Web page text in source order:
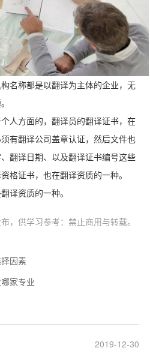
名称都是以翻译为主体的企业，无
人方面的，翻译员的翻译证书，在
有翻译公司盖章认证，然后文件也
翻译日期、以及翻译证书编号这些
格证书，也在翻译资质的一种。
译资质的一种。
，供学习参考：禁止商用与转载。
因素
家专业
2019-12-30